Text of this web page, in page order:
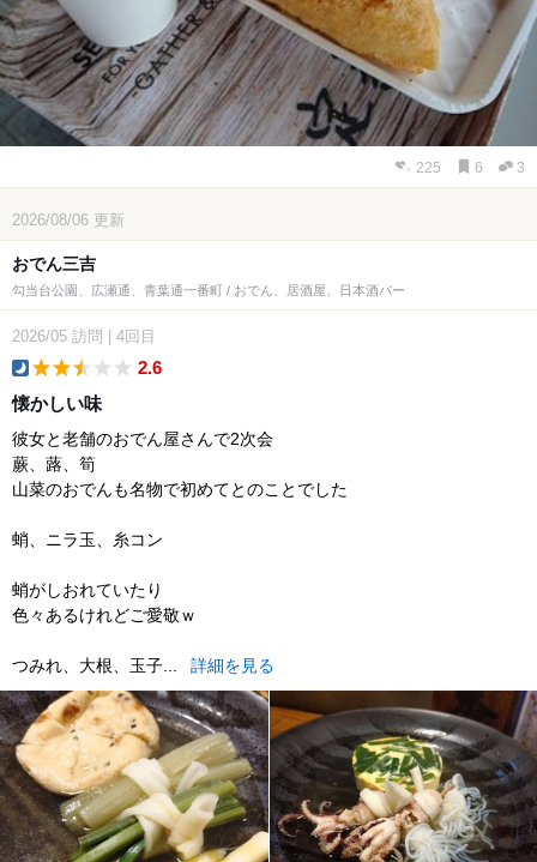
225 6 3
2026/08/06 更新
おでん三吉
勾当台公園、広瀬通、青葉通一番町 / おでん、居酒屋、日本酒バー
2026/05 訪問 4回目
2.6
懐かしい味
彼女と老舗のおでん屋さんで2次会
蕨、蕗、筍
山菜のおでんも名物で初めてとのことでした
蛸、ニラ玉、糸コン
蛸がしおれていたり
色々あるけれどご愛敬ｗ
つみれ、大根、玉子... 詳細を見る